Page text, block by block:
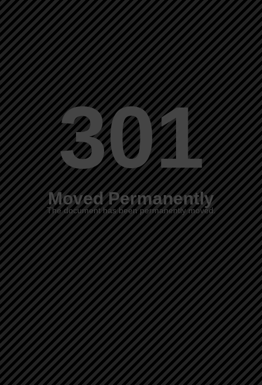
301
Moved Permanently
The document has been permanently moved.